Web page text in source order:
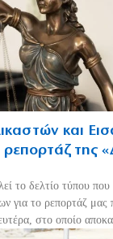
και
ρεπορτάζ της
το δελτίο τύπου
για το ρεπορτάζ μας
στο οποίο